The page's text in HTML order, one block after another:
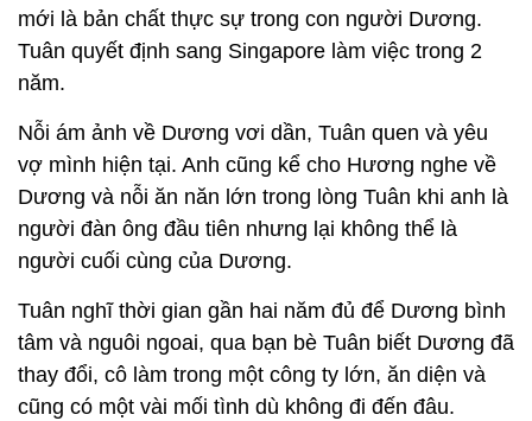
mới là bản chất thực sự trong con người Dương.
Tuân quyết định sang Singapore làm việc trong 2
năm.
Nỗi ám ảnh về Dương vơi dần, Tuân quen và yêu
vợ mình hiện tại. Anh cũng kể cho Hương nghe về
Dương và nỗi ăn năn lớn trong lòng Tuân khi anh là
người đàn ông đầu tiên nhưng lại không thể là
người cuối cùng của Dương.
Tuân nghĩ thời gian gần hai năm đủ để Dương bình
tâm và nguôi ngoai, qua bạn bè Tuân biết Dương đã
thay đổi, cô làm trong một công ty lớn, ăn diện và
cũng có một vài mối tình dù không đi đến đâu.